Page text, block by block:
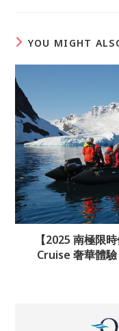
YOU MIGHT
【2025 南極限
Cruise 奢華體